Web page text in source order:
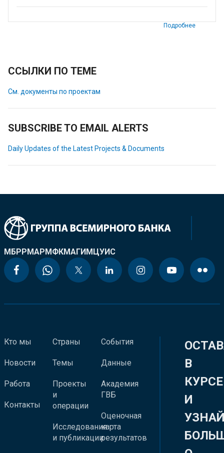
Подробнее
ССЫЛКИ ПО ТЕМЕ
См. документы по проектам
SUBSCRIBE TO EMAIL ALERTS
Daily Updates of the Latest Projects & Documents
МБРРМАРМФКМАГИМЦУИС
Кто мы
Новости
Работа
Контакты
Страны
Темы
Проекты
и
операции
Исследования
и публикации
События
Данные
Академия
ГВБ
Оценочная
карта
результатов
В
КУРСЕ
И